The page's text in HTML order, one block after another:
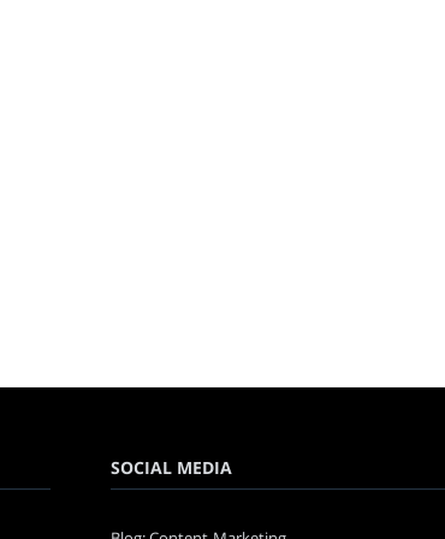
SOCIAL MEDIA